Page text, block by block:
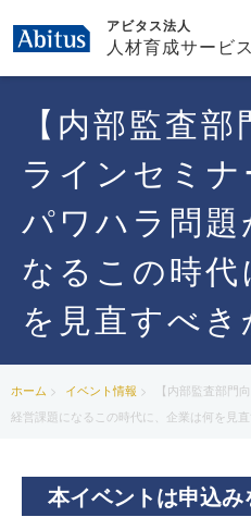
アビタス法人
人材育成サービス
【内部監査
ラインセミナ
パワハラ問題
なるこの時
を見直すべき
ホーム イベント情報
【内部監査部門
経営課題になるこの時代に、企業は何を見
本イベントは申込み